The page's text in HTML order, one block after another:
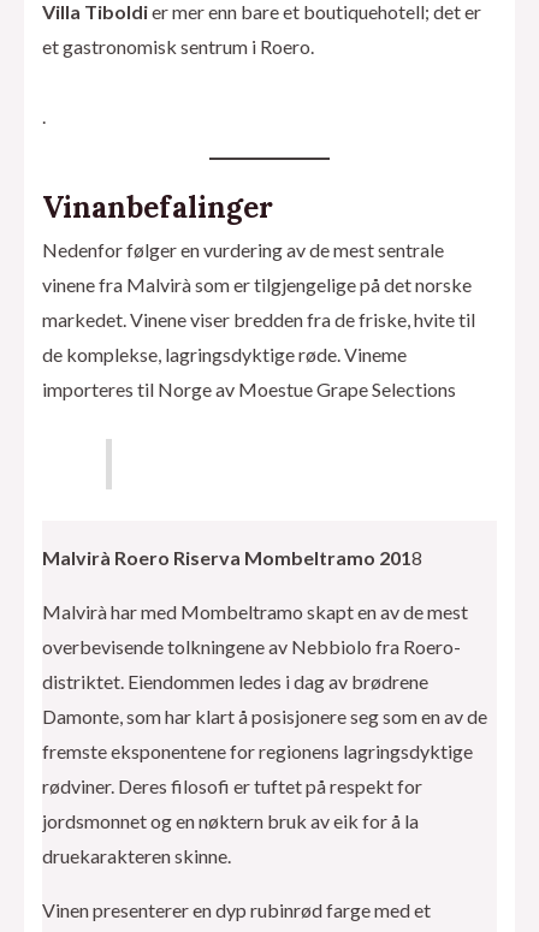
Villa Tiboldier mer enn bare et boutiquehotell; det er
et gastronomisk sentrum i Roero.
.
Vinanbefalinger
Nedenfor følger en vurdering av de mest sentrale
vinene fra Malvirà som er tilgjengelige på det norske
markedet. Vinene viser bredden fra de friske, hvite til
de komplekse, lagringsdyktige røde. Vineme
importeres til Norge av Moestue Grape Selections
Malvirà Roero Riserva Mombeltramo 2018
Malvirà har med Mombeltramo skapt en av de mest
overbevisende tolkningene av Nebbiolo fra Roero-
distriktet. Eiendommen ledes i dag av brødrene
Damonte, som har klart å posisjonere seg som en av de
fremste eksponentene for regionens lagringsdyktige
rødviner. Deres filosofi er tuftet på respekt for
jordsmonnet og en nøktern bruk av eik for å la
druekarakteren skinne.
Vinen presenterer en dyp rubinrød farge med et